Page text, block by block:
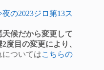
の2023ジロ第13ス
候だから変更して
度目の変更により、
についてはこちらの